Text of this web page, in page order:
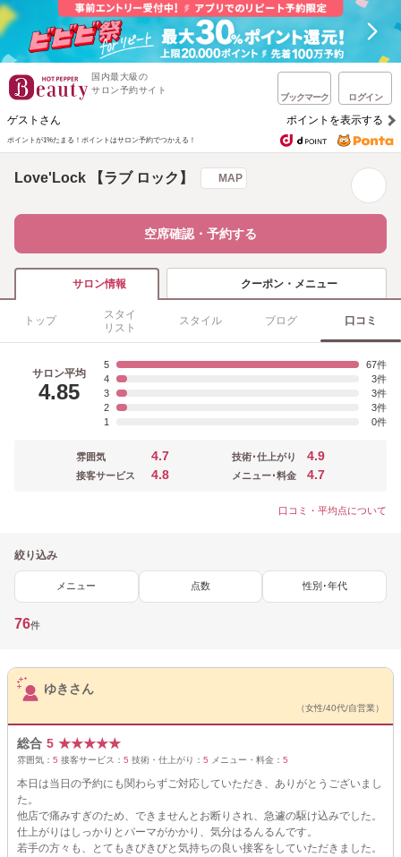
国内最大級の
サロン予約サイト
ブックマーク ログイン
ゲストさん ポイントを表示する
ポイントが1%たまる！ ポイントはサロン予約でつかえる！
Love'Lock 【ラブ ロック】 MAP
空席確認・予約する
サロン情報 クーポン・メニュー
トップ
スタイ
リスト
スタイル ブログ 口コミ
サロン平均
4.85
5
67
4
3
3
3
2
3
1
0
雰囲気 4.7
接客サービス 4.8
技術･仕上がり 4.9
メニュー･料金 4.7
口コミ・平均点について
絞り込み
メニュー 点数 性別･年代
76件
サロンPick Up
ゆきさん
（女性/40代/自営業）
総合 5 ★★★★★
雰囲気： 5 接客サービス： 5 技術・仕上がり： 5 メニュー・料金： 5
本日は当日の予約にも関わらずご対応していただき、ありがとうございまし
た。
他店で痛みすぎのため、できませんとお断りされ、急遽の駆け込みでした。
仕上がりはしっかりとパーマがかかり、気分はるんるんです。
若手の方々も、とてもきびきびと気持ちの良い接客をしていただきました。